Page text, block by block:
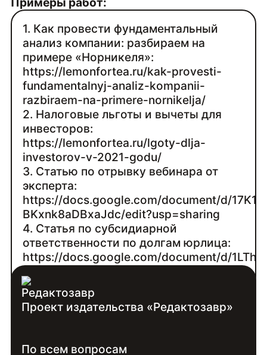
1. Как провести фундаментальный
анализ компании: разбираем на
примере «Норникеля»:
https://lemonfortea.ru/kak-provesti-
fundamentalnyj-analiz-kompanii-
razbiraem-na-primere-nornikelja/
2. Налоговые льготы и вычеты для
инвесторов:
https://lemonfortea.ru/lgoty-dlja-
investorov-v-2021-godu/
3. Статью по отрывку вебинара от
эксперта:
https://docs.google.com/document/d/
BKxnk8aDBxaJdc/edit?usp=sharing
4. Статья по субсидиарной
ответственности по долгам юрлица:
https://docs.google.com/document/d/
Контакты:
Войдите
Проект издательства «Редактозавр»
По всем вопросам